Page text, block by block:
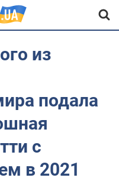
из
подала
с
в 2021